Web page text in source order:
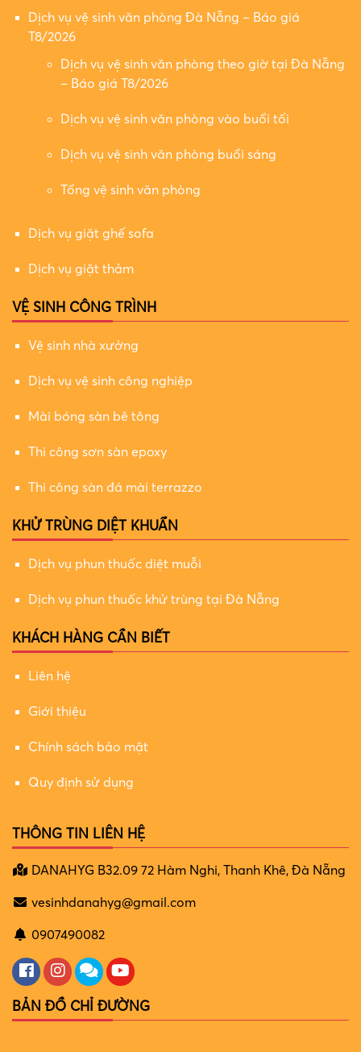
Dịch vụ vệ sinh văn phòng Đà Nẵng – Báo giá
T8/2026
Dịch vụ vệ sinh văn phòng theo giờ tại Đà Nẵng
– Báo giá T8/2026
Dịch vụ vệ sinh văn phòng vào buổi tối
Dịch vụ vệ sinh văn phòng buổi sáng
Tổng vệ sinh văn phòng
Dịch vụ giặt ghế sofa
Dịch vụ giặt thảm
VỆ SINH CÔNG TRÌNH
Vệ sinh nhà xưởng
Dịch vụ vệ sinh công nghiệp
Mài bóng sàn bê tông
Thi công sơn sàn epoxy
Thi công sàn đá mài terrazzo
KHỬ TRÙNG DIỆT KHUẨN
Dịch vụ phun thuốc diệt muỗi
Dịch vụ phun thuốc khử trùng tại Đà Nẵng
KHÁCH HÀNG CẦN BIẾT
Liên hệ
Giới thiệu
Chính sách bảo mật
Quy định sử dụng
THÔNG TIN LIÊN HỆ
DANAHYG B32.09 72 Hàm Nghi, Thanh Khê, Đà Nẵng
vesinhdanahyg@gmail.com
0907490082
BẢN ĐỒ CHỈ ĐƯỜNG